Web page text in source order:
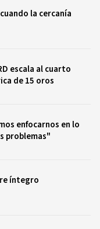
la cercanía
escala al cuarto
de 15 oros
enfocarnos en lo
problemas"
íntegro